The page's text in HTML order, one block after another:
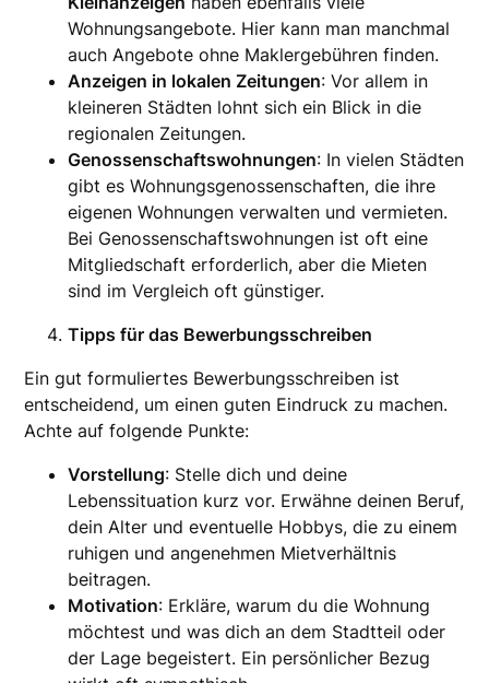
Wohnungsangebote. Hier kann man manchmal
auch Angebote ohne Maklergebühren finden.
Anzeigen in lokalen Zeitungen: Vor allem in
kleineren Städten lohnt sich ein Blick in die
regionalen Zeitungen.
Genossenschaftswohnungen: In vielen Städten
gibt es Wohnungsgenossenschaften, die ihre
eigenen Wohnungen verwalten und vermieten.
Bei Genossenschaftswohnungen ist oft eine
Mitgliedschaft erforderlich, aber die Mieten
sind im Vergleich oft günstiger.
Tipps für das Bewerbungsschreiben
Ein gut formuliertes Bewerbungsschreiben ist
entscheidend, um einen guten Eindruck zu machen.
Achte auf folgende Punkte:
Vorstellung: Stelle dich und deine
Lebenssituation kurz vor. Erwähne deinen Beruf,
dein Alter und eventuelle Hobbys, die zu einem
ruhigen und angenehmen Mietverhältnis
beitragen.
Motivation: Erkläre, warum du die Wohnung
möchtest und was dich an dem Stadtteil oder
der Lage begeistert. Ein persönlicher Bezug